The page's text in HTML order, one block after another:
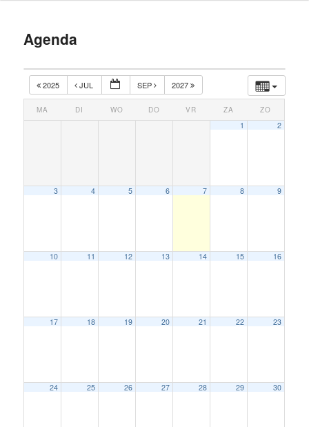
inhoud
Agenda
2025 JUL SEP 2027
MA DI WO DO VR ZA ZO
1 2
3 4 5 6 7 8 9
10 11 12 13 14 15 16
17 18 19 20 21 22 23
24 25 26 27 28 29 30